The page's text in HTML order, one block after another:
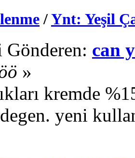
/Ynt: Yeşil
can
»
kremde
yeni